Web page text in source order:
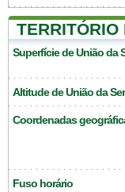
TERRITÓRIO
Superfície de União da
Altitude de União da
Coordenadas
Fuso horário